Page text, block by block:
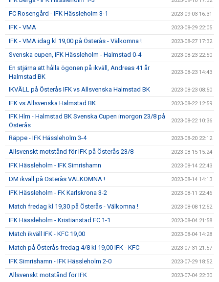
FC Rosengård - IFK Hässleholm 3-1 2023-09-03 16:31
IFK - VMA 2023-08-29 22:05
IFK - VMA idag kl 19,00 på Österås - Välkomna ! 2023-08-27 17:32
Svenska cupen, IFK Hässleholm - Halmstad 0-4 2023-08-23 22:50
En stjärna att hålla ögonen på ikväll, Andreas 41 år
Halmstad BK
2023-08-23 14:43
IKVÄLL på Österås IFK vs Allsvenska Halmstad BK 2023-08-23 08:50
IFK vs Allsvenska Halmstad BK 2023-08-22 12:59
IFK Hlm - Halmstad BK Svenska Cupen imorgon 23/8 på
Österås
2023-08-22 10:36
Räppe - IFK Hässleholm 3-4 2023-08-20 22:12
Allsvenskt motstånd för IFK på Österås 23/8 2023-08-15 15:24
IFK Hässleholm - IFK Simrishamn 2023-08-14 22:43
DM ikväll på Österås VÄLKOMNA ! 2023-08-14 14:13
IFK Hässleholm - FK Karlskrona 3-2 2023-08-11 22:46
Match fredag kl 19,30 på Österås - Välkomna ! 2023-08-08 12:52
IFK Hässleholm - Kristianstad FC 1-1 2023-08-04 21:58
Match ikväll IFK - KFC 19,00 2023-08-04 14:28
Match på Österås fredag 4/8 kl 19,00 IFK - KFC 2023-07-31 21:57
IFK Simrishamn - IFK Hässleholm 2-0 2023-07-29 18:52
Allsvenskt motstånd för IFK 2023-07-04 22:30